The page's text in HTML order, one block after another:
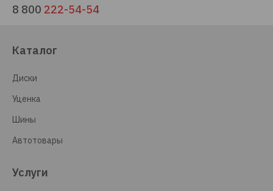
8 800 222-54-54
Каталог
Диски
Уценка
Шины
Автотовары
Услуги